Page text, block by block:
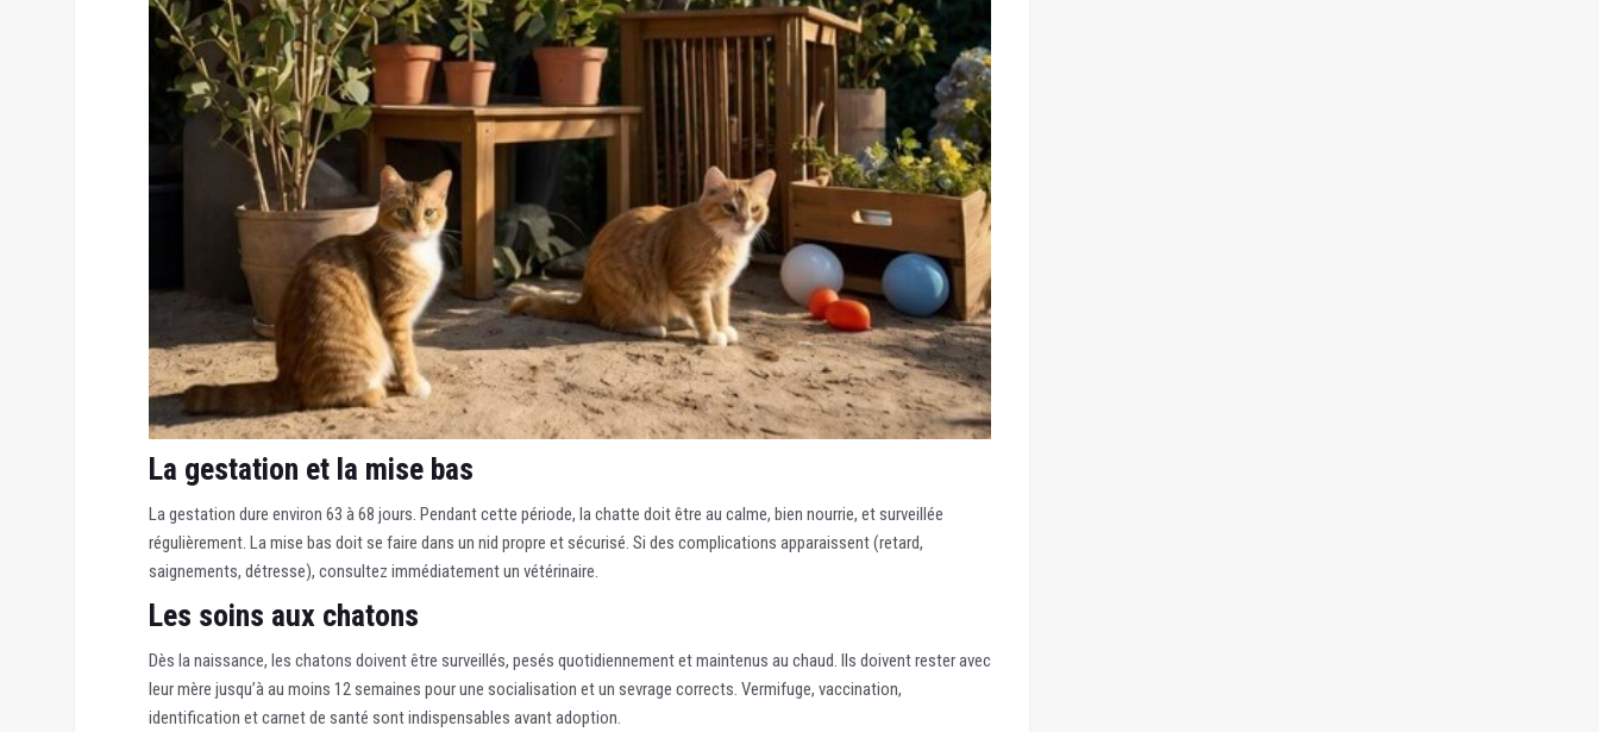
La gestation et la mise bas
La gestation dure environ 63 à 68 jours. Pendant cette période, la chatte doit être au calme, bien nourrie, et surveillée
régulièrement. La mise bas doit se faire dans un nid propre et sécurisé. Si des complications apparaissent (retard,
saignements, détresse), consultez immédiatement un vétérinaire.
Les soins aux chatons
Dès la naissance, les chatons doivent être surveillés, pesés quotidiennement et maintenus au chaud. Ils doivent rester avec
leur mère jusqu’à au moins 12 semaines pour une socialisation et un sevrage corrects. Vermifuge, vaccination,
identification et carnet de santé sont indispensables avant adoption.